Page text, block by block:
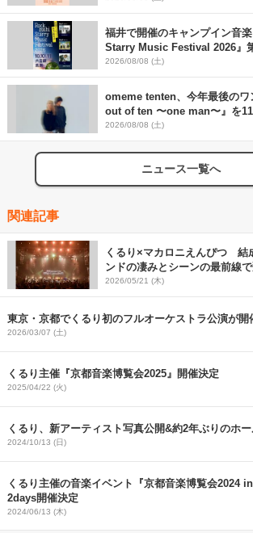
福井で開催のキャンプイン音
Starry Music Festival 2026』
SCOOBIE DO、かりゆし58、
2026/08/08 (土)
omeme tenten、今年最後のワ
out of ten 〜one man〜』を
2026/08/08 (土)
ニュース一覧へ
関連記事
くるり×マカロニえんぴつ 結
ンドの凄みとシーンの最前線
ンドの勢いを見た『MUSIC
ート
2026/05/21 (木)
東京・京都でくるり初のフルオーケストラ公演が開
2026/03/07 (土)
くるり主催『京都音楽博覧会2025』開催決定
2025/04/22 (火)
くるり、新アーティスト写真公開&約2年ぶりのホ
2024/10/13 (日)
くるり主催の音楽イベント『京都音楽博覧会2024
2days開催決定
2024/06/13 (木)